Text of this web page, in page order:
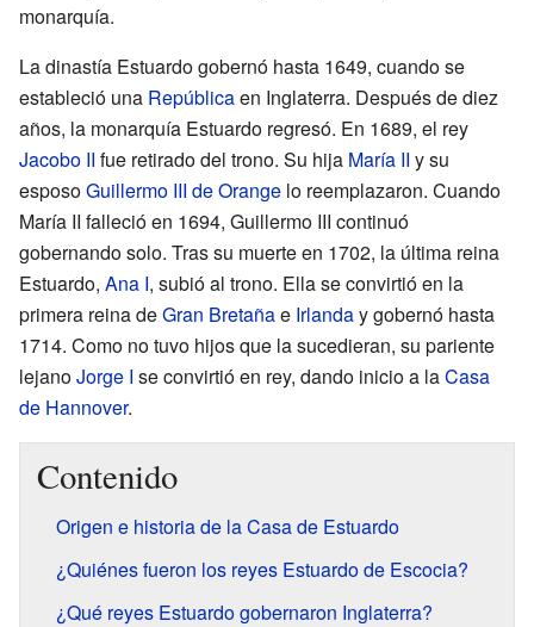
monarquía.
La dinastía Estuardo gobernó hasta 1649, cuando se
estableció una Repúblicaen Inglaterra. Después de diez
años, la monarquía Estuardo regresó. En 1689, el rey
Jacobo II fue retirado del trono. Su hija María II y su
esposoGuillermo III de Orange lo reemplazaron. Cuando
María II falleció en 1694, Guillermo III continuó
gobernando solo. Tras su muerte en 1702, la última reina
Estuardo, Ana I, subió al trono. Ella se convirtió en la
primera reina deGran Bretañae Irlanday gobernó hasta
1714. Como no tuvo hijos que la sucedieran, su pariente
lejanoJorge I se convirtió en rey, dando inicio a laCasa
de Hannover.
Contenido
Origen e historia de la Casa de Estuardo
¿Quiénes fueron los reyes Estuardo de Escocia?
¿Qué reyes Estuardo gobernaron Inglaterra?